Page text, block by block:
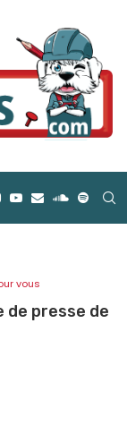
vous
de presse de